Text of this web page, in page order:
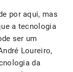
por aqui, mas
a tecnologia
ser um
Loureiro,
da